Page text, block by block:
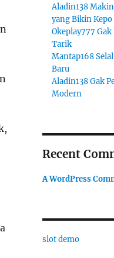
Aladin138
yang Bikin Kepo
Okeplay777
Tarik
Mantap168
Baru
Aladin138 Gak
Modern
Recent
A WordPress
slot demo